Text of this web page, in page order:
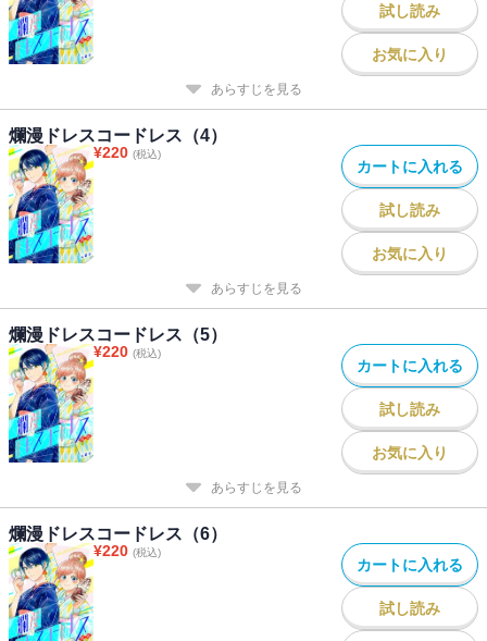
試し読み
お気に入り
あらすじを見る
爛漫ドレスコードレス（4）
¥220 (税込)
カートに入れる
試し読み
お気に入り
あらすじを見る
爛漫ドレスコードレス（5）
¥220 (税込)
カートに入れる
試し読み
お気に入り
あらすじを見る
爛漫ドレスコードレス（6）
¥220 (税込)
カートに入れる
試し読み